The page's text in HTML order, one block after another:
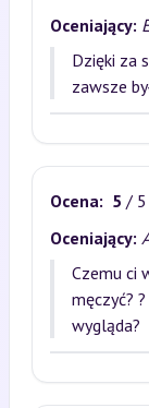
Oceniający:
Dzięki za
zawsze
Ocena: 5 / 5
Oceniający:
Czemu ci
męczyć?
wygląda?